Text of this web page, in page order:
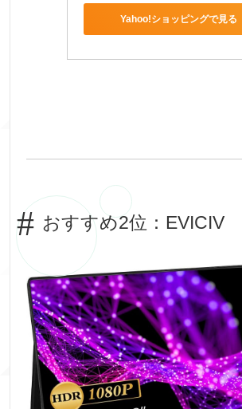
Yahoo!ショッピングで見る
おすすめ2位：EVICIV